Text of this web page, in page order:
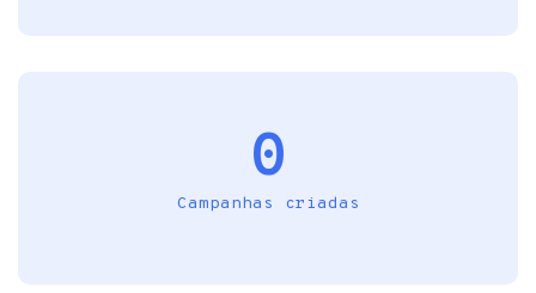
0
Campanhas criadas